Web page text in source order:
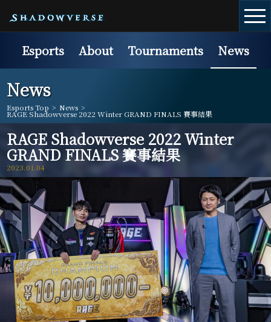
Esports About Tournaments News
News
Esports Top > News >
RAGE Shadowverse 2022 Winter GRAND FINALS 賽事結果
RAGE Shadowverse 2022 Winter
GRAND FINALS 賽事結果
2023.01.04